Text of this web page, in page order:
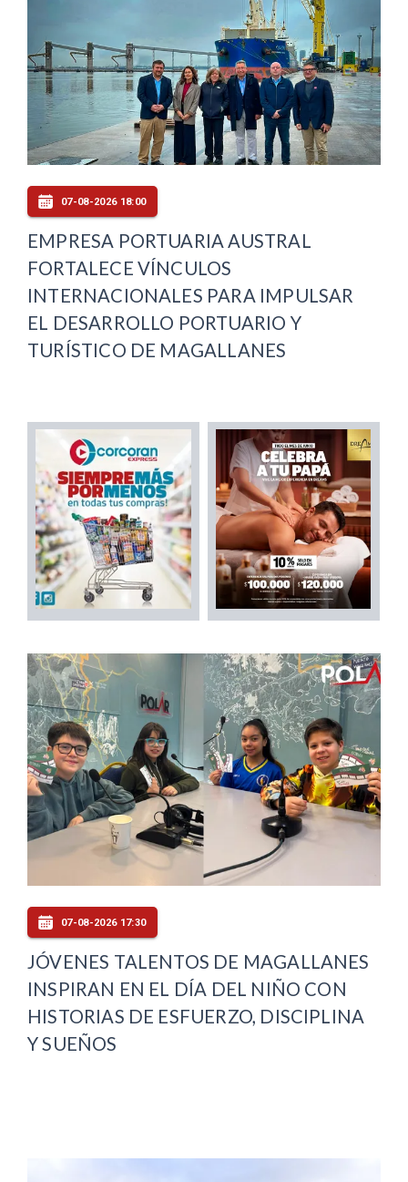
07-08-2026 18:00
EMPRESA PORTUARIA AUSTRAL
FORTALECE VÍNCULOS
INTERNACIONALES PARA IMPULSAR
EL DESARROLLO PORTUARIO Y
TURÍSTICO DE MAGALLANES
07-08-2026 17:30
JÓVENES TALENTOS DE MAGALLANES
INSPIRAN EN EL DÍA DEL NIÑO CON
HISTORIAS DE ESFUERZO, DISCIPLINA
Y SUEÑOS